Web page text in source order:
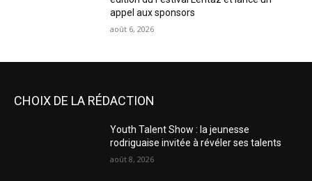
appel aux sponsors
août 6, 2026
CHOIX DE LA RÉDACTION
Youth Talent Show : la jeunesse
rodriguaise invitée à révéler ses talents
août 8, 2026